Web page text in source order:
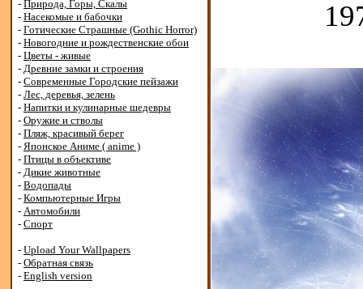
- Природа, Горы, Скалы
- Насекомые и бабочки
- Готические Страшные (Gothic Horror)
- Новогодние и рождественские обои
- Цветы - живые
- Древние замки и строения
- Современные Городские пейзажи
- Лес, деревья, зелень
- Напитки и кулинарные шедевры
- Оружие и стволы
- Пляж, красивый берег
- Японское Аниме ( anime )
- Птицы в объективе
- Дикие животные
- Водопады
- Компьютерные Игры
- Автомобили
- Спорт
- Upload Your Wallpapers
- Обратная связь
- English version